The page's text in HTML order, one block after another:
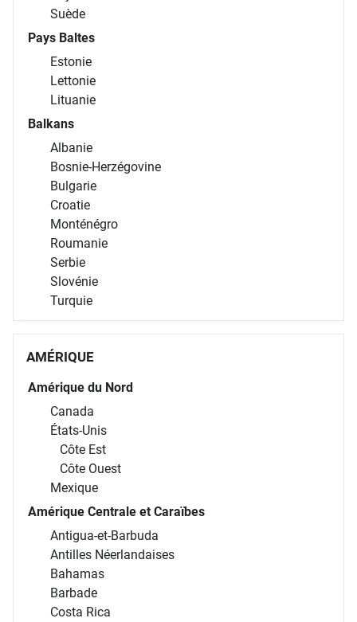
Suède
Pays Baltes
Estonie
Lettonie
Lituanie
Balkans
Albanie
Bosnie-Herzégovine
Bulgarie
Croatie
Monténégro
Roumanie
Serbie
Slovénie
Turquie
AMÉRIQUE
Amérique du Nord
Canada
États-Unis
Côte Est
Côte Ouest
Mexique
Amérique Centrale et Caraïbes
Antigua-et-Barbuda
Antilles Néerlandaises
Bahamas
Barbade
Costa Rica